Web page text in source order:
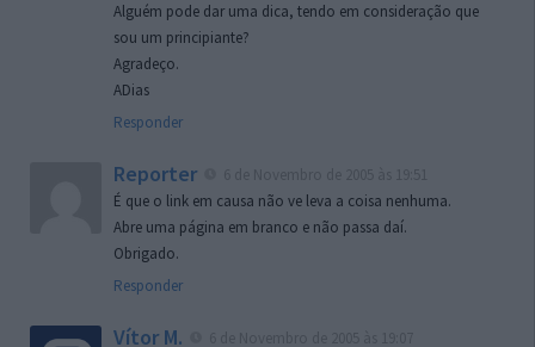
Alguém pode dar uma dica, tendo em consideração que
sou um principiante?
Agradeço.
ADias
Responder
Reporter
É que o link em causa não ve leva a coisa nenhuma.
Abre uma página em branco e não passa daí.
Obrigado.
Responder
Vítor M.